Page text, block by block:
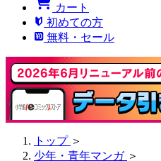
カート
初めての方
無料・セール
トップ ＞
少年・青年マンガ ＞